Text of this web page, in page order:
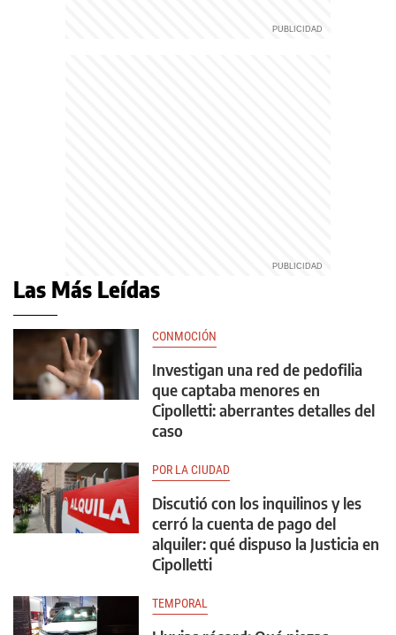
Las Más Leídas
CONMOCIÓN
Investigan una red de pedofilia
que captaba menores en
Cipolletti: aberrantes detalles del
caso
POR LA CIUDAD
Discutió con los inquilinos y les
cerró la cuenta de pago del
alquiler: qué dispuso la Justicia en
Cipolletti
TEMPORAL